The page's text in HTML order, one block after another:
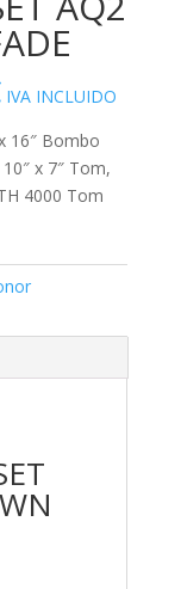
El
precio
actual
es:
1.069,00€.
IVA INCLUIDO
16″ Bombo
x 7″ Tom,
4000 Tom